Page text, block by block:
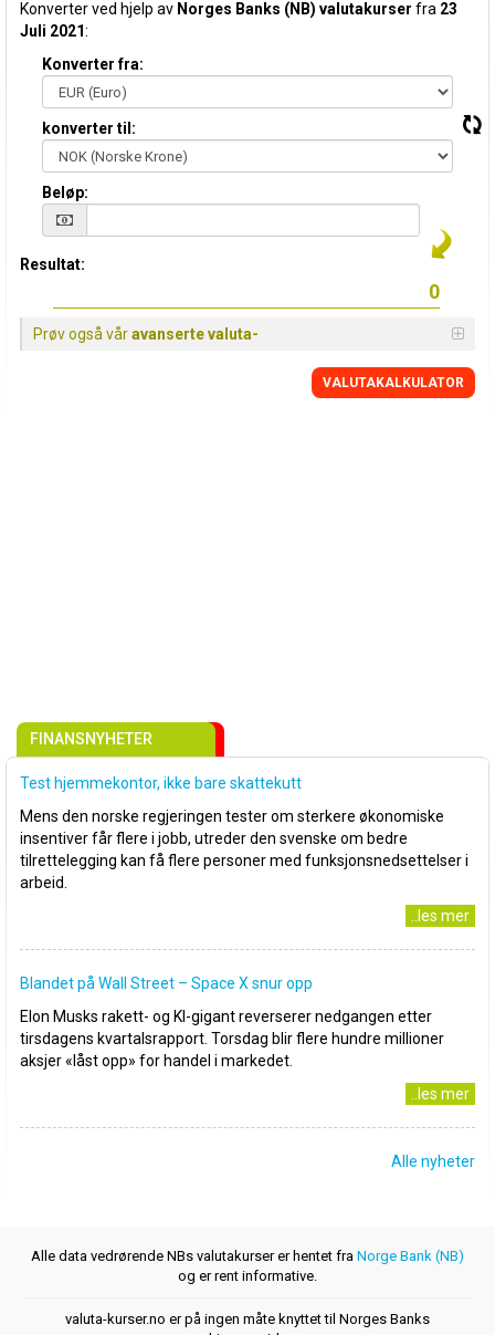
Konverter ved hjelp av Norges Banks (NB) valutakurser fra 23
Juli 2021:
Konverter fra:
konverter til:
Beløp:
Resultat:
Prøv også våravanserte valuta-
VALUTAKALKULATOR
FINANSNYHETER
Test hjemmekontor, ikke bare skattekutt
Mens den norske regjeringen tester om sterkere økonomiske
insentiver får flere i jobb, utreder den svenske om bedre
tilrettelegging kan få flere personer med funksjonsnedsettelser i
arbeid.
..les mer
Blandet på Wall Street – Space X snur opp
Elon Musks rakett- og KI-gigant reverserer nedgangen etter
tirsdagens kvartalsrapport. Torsdag blir flere hundre millioner
aksjer «låst opp» for handel i markedet.
..les mer
Alle nyheter
Alle data vedrørende NBs valutakurser er hentet fra Norge Bank (NB)
og er rent informative.
valuta-kurser.no er på ingen måte knyttet til Norges Banks